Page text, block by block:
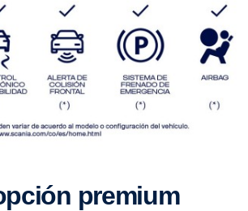
opción premium